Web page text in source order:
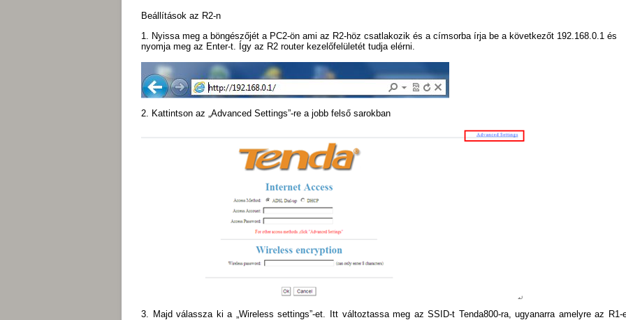
Beállítások az R2-n
1. Nyissa meg a böngészőjét a PC2-ön ami az R2-höz csatlakozik és a címsorba írja be a következőt 192.168.0.1 és
nyomja meg az Enter-t. Így az R2 router kezelőfelületét tudja elérni.
2. Kattintson az „Advanced Settings”-re a jobb felső sarokban
3. Majd válassza ki a „Wireless settings”-et. Itt változtassa meg az SSID-t Tenda800-ra, ugyanarra amelyre az R1-